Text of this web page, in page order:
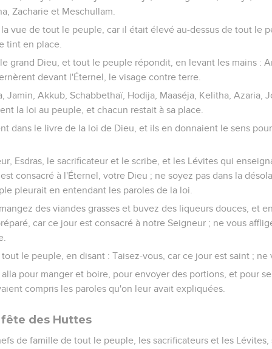
Zacharie et Meschullam.
vue de tout le peuple, car il était élevé au-dessus de tout le
tint en place.
grand Dieu, et tout le peuple répondit, en levant les mains :
devant l'Éternel, le visage contre terre.
Jamin, Akkub, Schabbethaï, Hodija, Maaséja, Kelitha, Azaria,
la loi au peuple, et chacun restait à sa place.
dans le livre de la loi de Dieu, et ils en donnaient le sens
Esdras, le sacrificateur et le scribe, et les Lévites qui
consacré à l'Éternel, votre Dieu ; ne soyez pas dans la
pleurait en entendant les paroles de la loi.
des viandes grasses et buvez des liqueurs douces, et
car ce jour est consacré à notre Seigneur ; ne vous
le peuple, en disant : Taisez-vous, car ce jour est saint ; ne
pour manger et boire, pour envoyer des portions, et pour
compris les paroles qu'on leur avait expliquées.
des Huttes
de famille de tout le peuple, les sacrificateurs et les Lévites,